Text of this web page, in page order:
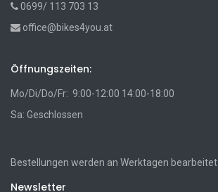
0699/ 113 703 13
office@bikes4you.at
Öffnungszeiten:
Mo/Di/Do/Fr: 9:00-12:00 14:00-18:00
Sa: Geschlossen
Bestellungen werden an Werktagen bearbeitet.
Newsletter